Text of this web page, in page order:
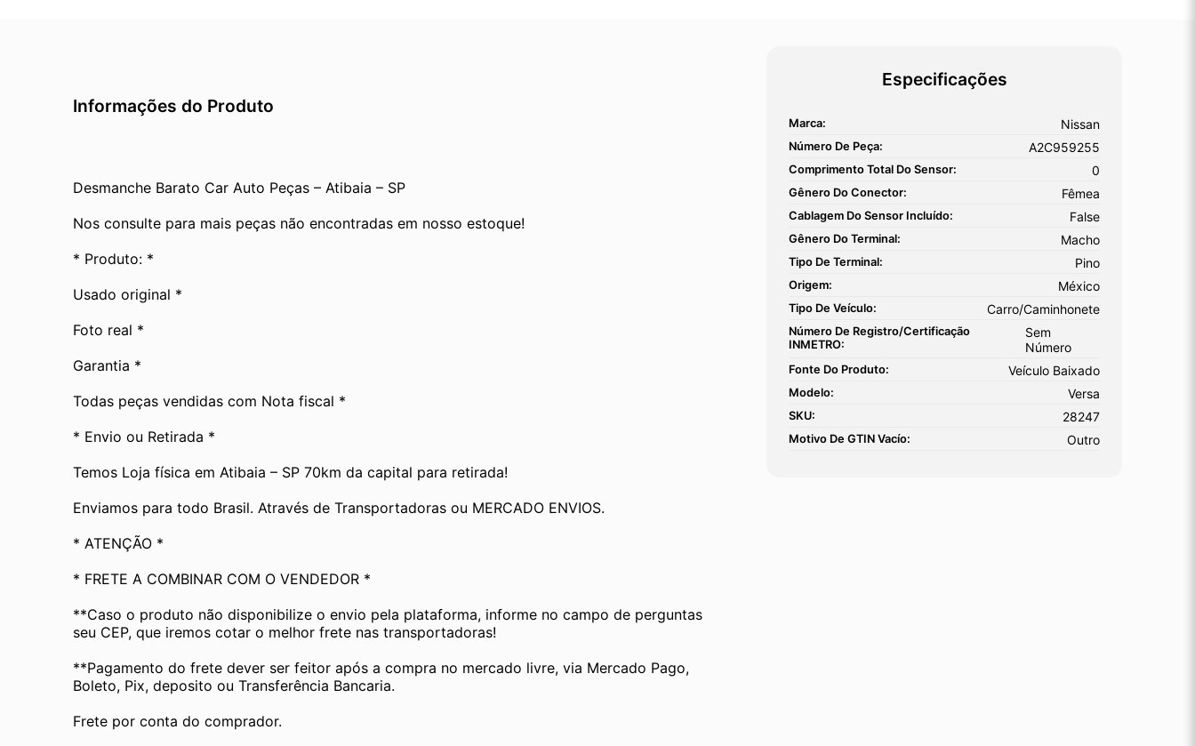
Informações do Produto
Desmanche Barato Car Auto Peças – Atibaia – SP
Nos consulte para mais peças não encontradas em nosso estoque!
* Produto: *
Usado original *
Foto real *
Garantia *
Todas peças vendidas com Nota fiscal *
* Envio ou Retirada *
Temos Loja física em Atibaia – SP 70km da capital para retirada!
Enviamos para todo Brasil. Através de Transportadoras ou MERCADO ENVIOS.
* ATENÇÃO *
* FRETE A COMBINAR COM O VENDEDOR *
**Caso o produto não disponibilize o envio pela plataforma, informe no campo de perguntas
seu CEP, que iremos cotar o melhor frete nas transportadoras!
**Pagamento do frete dever ser feitor após a compra no mercado livre, via Mercado Pago,
Boleto, Pix, deposito ou Transferência Bancaria.
Frete por conta do comprador.
Especificações
Marca: Nissan
Número De Peça: A2C959255
Comprimento Total Do Sensor: 0
Gênero Do Conector: Fêmea
Cablagem Do Sensor Incluído: False
Gênero Do Terminal: Macho
Tipo De Terminal: Pino
Origem: México
Tipo De Veículo: Carro/Caminhonete
Número De Registro/certificação
INMETRO:
Sem
Número
Fonte Do Produto: Veículo Baixado
Modelo: Versa
SKU: 28247
Motivo De GTIN Vacío: Outro